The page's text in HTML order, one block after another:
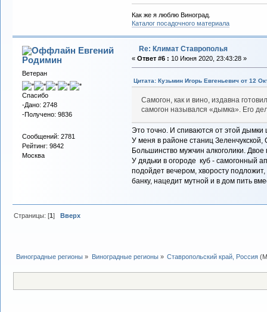
Как же я люблю Виноград.
Каталог посадочного материала
Евгений
Родимин
Ветеран
Спасибо
-Дано: 2748
-Получено: 9836
Сообщений: 2781
Рейтинг: 9842
Москва
Re: Климат Ставрополья
« Ответ #6 : 10 Июня 2020, 23:43:28 »
Цитата: Кузьмин Игорь Евгеньевич от 12
Самогон, как и вино, издавна
самогон назывался «дымка». Его
Это точно. И спиваются от этой
У меня в районе станиц
Большинство мужчин алкоголики.
У дядьки в огороде куб - самогонный
подойдет вечером, хворосту
банку, нацедит мутной и в дом пить
Страницы: [1]Вверх
Виноградные регионы » Виноградные регионы» Ставропольский край, Россия